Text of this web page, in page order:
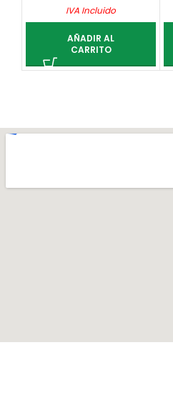
IVA Incluido
AÑADIR AL
CARRITO